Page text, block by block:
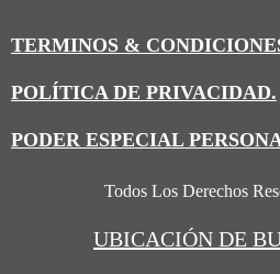
TERMINOS &
POLÍTICA DE PRIVACIDAD.
PODER ESPECIAL
Todos Los Derechos
UBICACIÓN DE